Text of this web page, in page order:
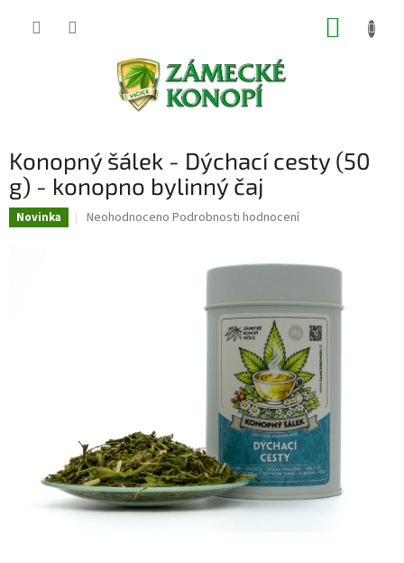
Konopný šálek - Dýchací cesty (50
g) - konopno bylinný čaj
Novinka
Průměrné
Neohodnoceno Podrobnosti hodnocení